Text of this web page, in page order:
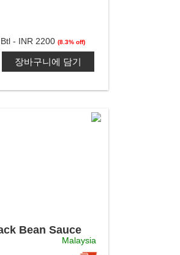
- INR 2200(8.3% off)
장바구니에 담기
Bean Sauce
Malaysia